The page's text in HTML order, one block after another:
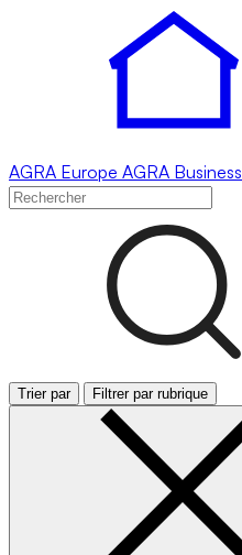
AGRA Europe AGRA Business
Trier par Filtrer par rubrique